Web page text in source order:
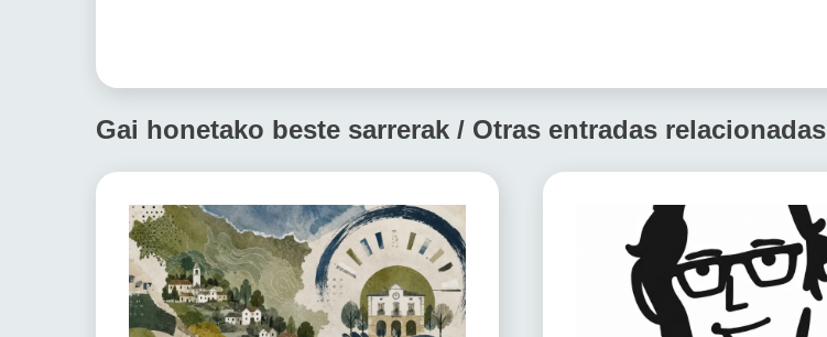
Gai honetako beste sarrerak / Otras entradas relacionadas